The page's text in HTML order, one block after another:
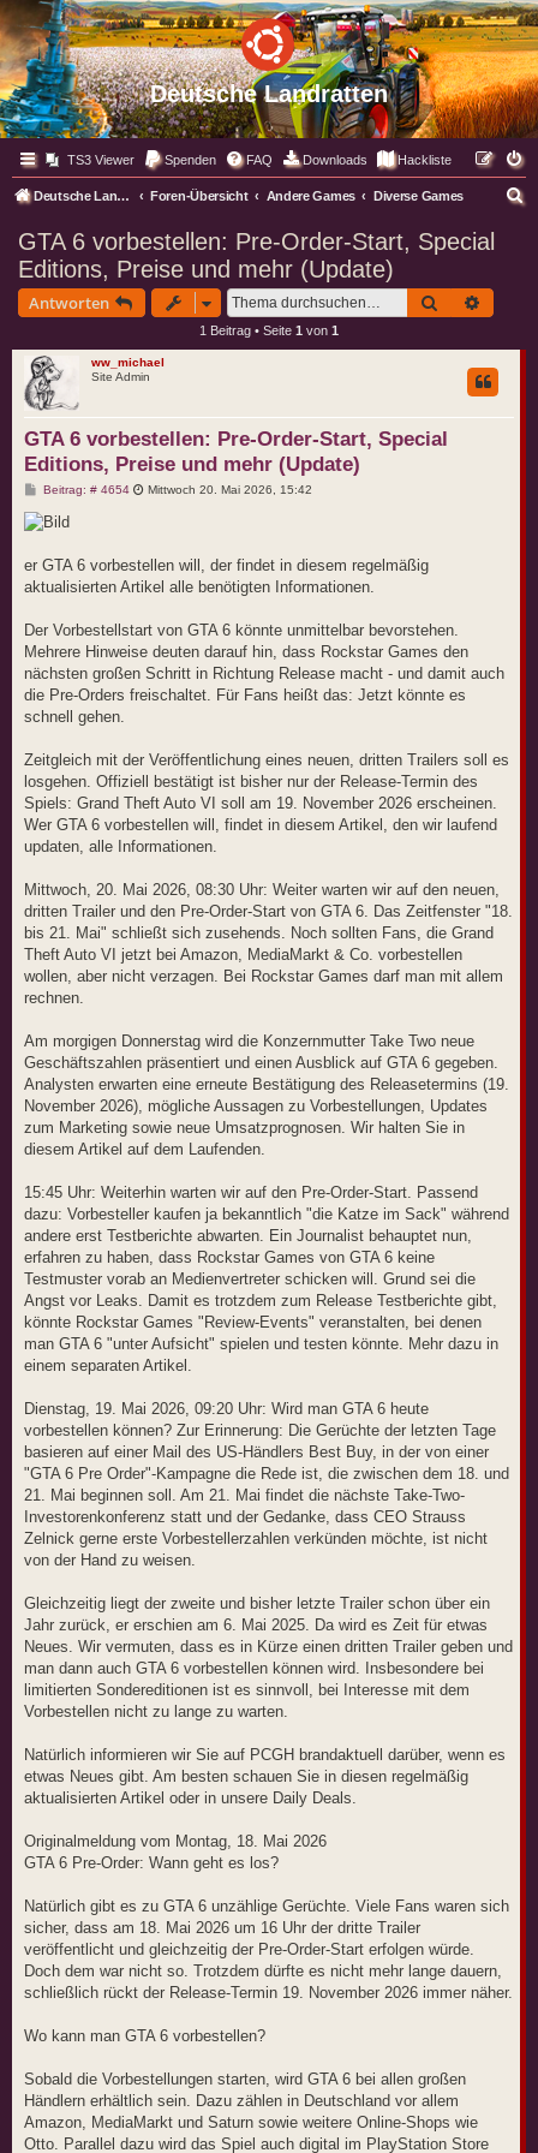
Deutsche Landratten
TS3 Viewer Spenden FAQ Downloads Hackliste
Deutsche Landratten Foren-Übersicht Andere Games Diverse Games
GTA 6 vorbestellen: Pre-Order-Start, Special
Editions, Preise und mehr (Update)
Antworten Suche
1 Beitrag • Seite 1 von 1
ww_michael
Site Admin
GTA 6 vorbestellen: Pre-Order-Start, Special
Editions, Preise und mehr (Update)
Beitrag: # 4654B
a
g
Mittwoch 20. Mai 2026, 15:42
er GTA 6 vorbestellen will, der findet in diesem regelmäßig
aktualisierten Artikel alle benötigten Informationen.
Der Vorbestellstart von GTA 6 könnte unmittelbar bevorstehen.
Mehrere Hinweise deuten darauf hin, dass Rockstar Games den
nächsten großen Schritt in Richtung Release macht - und damit auch
die Pre-Orders freischaltet. Für Fans heißt das: Jetzt könnte es
schnell gehen.
Zeitgleich mit der Veröffentlichung eines neuen, dritten Trailers soll es
losgehen. Offiziell bestätigt ist bisher nur der Release-Termin des
Spiels: Grand Theft Auto VI soll am 19. November 2026 erscheinen.
Wer GTA 6 vorbestellen will, findet in diesem Artikel, den wir laufend
updaten, alle Informationen.
Mittwoch, 20. Mai 2026, 08:30 Uhr: Weiter warten wir auf den neuen,
dritten Trailer und den Pre-Order-Start von GTA 6. Das Zeitfenster "18.
bis 21. Mai" schließt sich zusehends. Noch sollten Fans, die Grand
Theft Auto VI jetzt bei Amazon, MediaMarkt & Co. vorbestellen
wollen, aber nicht verzagen. Bei Rockstar Games darf man mit allem
rechnen.
Am morgigen Donnerstag wird die Konzernmutter Take Two neue
Geschäftszahlen präsentiert und einen Ausblick auf GTA 6 gegeben.
Analysten erwarten eine erneute Bestätigung des Releasetermins (19.
November 2026), mögliche Aussagen zu Vorbestellungen, Updates
zum Marketing sowie neue Umsatzprognosen. Wir halten Sie in
diesem Artikel auf dem Laufenden.
15:45 Uhr: Weiterhin warten wir auf den Pre-Order-Start. Passend
dazu: Vorbesteller kaufen ja bekanntlich "die Katze im Sack" während
andere erst Testberichte abwarten. Ein Journalist behauptet nun,
erfahren zu haben, dass Rockstar Games von GTA 6 keine
Testmuster vorab an Medienvertreter schicken will. Grund sei die
Angst vor Leaks. Damit es trotzdem zum Release Testberichte gibt,
könnte Rockstar Games "Review-Events" veranstalten, bei denen
man GTA 6 "unter Aufsicht" spielen und testen könnte. Mehr dazu in
einem separaten Artikel.
Dienstag, 19. Mai 2026, 09:20 Uhr: Wird man GTA 6 heute
vorbestellen können? Zur Erinnerung: Die Gerüchte der letzten Tage
basieren auf einer Mail des US-Händlers Best Buy, in der von einer
"GTA 6 Pre Order"-Kampagne die Rede ist, die zwischen dem 18. und
21. Mai beginnen soll. Am 21. Mai findet die nächste Take-Two-
Investorenkonferenz statt und der Gedanke, dass CEO Strauss
Zelnick gerne erste Vorbestellerzahlen verkünden möchte, ist nicht
von der Hand zu weisen.
Gleichzeitig liegt der zweite und bisher letzte Trailer schon über ein
Jahr zurück, er erschien am 6. Mai 2025. Da wird es Zeit für etwas
Neues. Wir vermuten, dass es in Kürze einen dritten Trailer geben und
man dann auch GTA 6 vorbestellen können wird. Insbesondere bei
limitierten Sondereditionen ist es sinnvoll, bei Interesse mit dem
Vorbestellen nicht zu lange zu warten.
Natürlich informieren wir Sie auf PCGH brandaktuell darüber, wenn es
etwas Neues gibt. Am besten schauen Sie in diesen regelmäßig
aktualisierten Artikel oder in unsere Daily Deals.
Originalmeldung vom Montag, 18. Mai 2026
GTA 6 Pre-Order: Wann geht es los?
Natürlich gibt es zu GTA 6 unzählige Gerüchte. Viele Fans waren sich
sicher, dass am 18. Mai 2026 um 16 Uhr der dritte Trailer
veröffentlicht und gleichzeitig der Pre-Order-Start erfolgen würde.
Doch dem war nicht so. Trotzdem dürfte es nicht mehr lange dauern,
schließlich rückt der Release-Termin 19. November 2026 immer näher.
Wo kann man GTA 6 vorbestellen?
Sobald die Vorbestellungen starten, wird GTA 6 bei allen großen
Händlern erhältlich sein. Dazu zählen in Deutschland vor allem
Amazon, MediaMarkt und Saturn sowie weitere Online-Shops wie
Otto. Parallel dazu wird das Spiel auch digital im PlayStation Store